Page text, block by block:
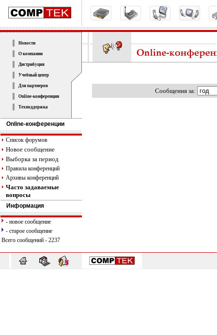
Новости
О компании
Дистрибуция
Учебный центр
Для партнеров
Online-конференции
Техподдержка
Online-конференции
Список форумов
Новое сообщение
Выборка за период
Правила конференций
Архивы конференций
Часто задаваемые
вопросы
Информация
- новое сообщение
- старое сообщение
Всего сообщений - 2237
Cообщения за: